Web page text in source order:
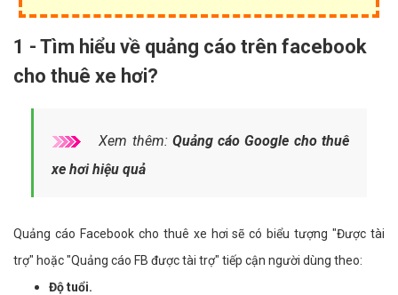
1 - Tìm hiểu về quảng cáo trên facebook
cho thuê xe hơi?
Xem thêm: Quảng cáo Google cho thuê
xe hơi hiệu quả
Quảng cáo Facebook cho thuê xe hơi sẽ có biểu tượng "Được tài
trợ" hoặc "Quảng cáo FB được tài trợ" tiếp cận người dùng theo:
Độ tuổi.